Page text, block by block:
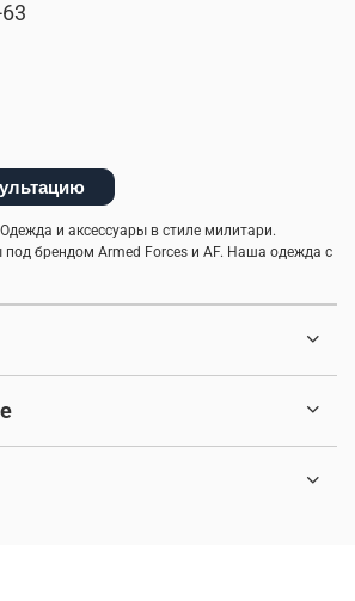
и аксессуары в стиле милитари.
брендом Armed Forces и AF. Наша одежда с